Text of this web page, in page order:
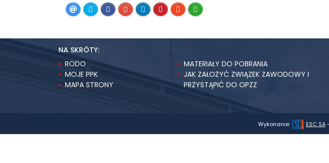
NA SKRÓTY:
RODO
MOJE PPK
MAPA STRONY
MATERIAŁY DO POBRANIA
JAK ZAŁOŻYĆ ZWIĄZEK ZAWODOWY I
PRZYSTĄPIĆ DO OPZZ
Wykonanie: ESC SA -